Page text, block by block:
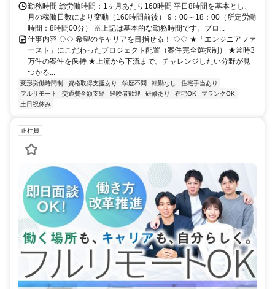
勤務時間 総労働時間：1ヶ月あたり160時間 平日8時間を基本とし、
月の稼働日数により変動（160時間前後） 9：00～18：00（所定労働
時間：8時間00分） ※上記は基本的な勤務時間です。プロ...
仕事内容 ◇◇ 希望のキャリアを目指せる！ ◇◇ ★「エンジニアファ
ースト」にこだわったプロジェクト配置（案件完全選択制） ★常時3
万件の案件を保持 ★上流から下流まで。チャレンジしたい分野が見
つかる...
変形労働時間制 資格取得支援あり 学歴不問 転勤なし
住宅手当あり
フルリモート
交通費全額支給 経験者歓迎 研修あり 在宅OK
ブランクOK
土日祝休み
正社員